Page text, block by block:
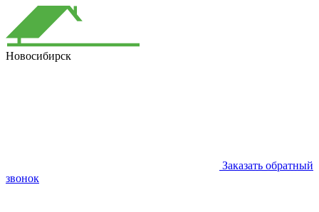
Новосибирск
Заказать обратный
звонок